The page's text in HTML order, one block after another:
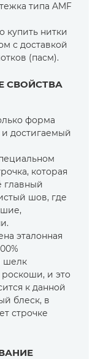
типа AMF
купить нитки
с доставкой
(пасм).
СВОЙСТВА
форма
и достигаемый
которая
главный
шов, где
эталонная
шелк
и это
к данной
блеск, в
строчке